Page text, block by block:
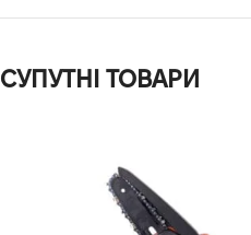
СУПУТНІ ТОВАРИ